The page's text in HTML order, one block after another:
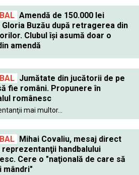
Amendă de 150.000 lei
Buzău după retragerea din
Clubul îşi asumă doar o
amendă
Jumătate din jucătorii de pe
fie români. Propunere în
românesc
mai multor...
Mihai Covaliu, mesaj direct
reprezentanţii handbalului
Cere o "naţională de care să
mândri"